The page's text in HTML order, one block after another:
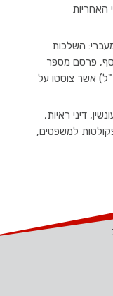
האחריות
השלכות
פרסם מספר
אשר צוטטו על
דיני ראיות,
למשפטים,